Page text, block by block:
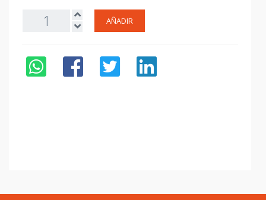
AÑADIR